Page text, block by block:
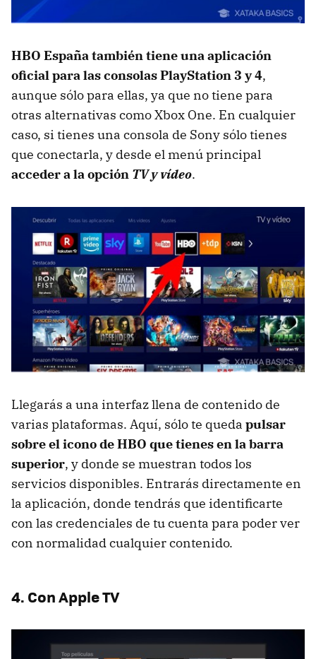
HBO España también tiene una aplicación
oficial para las consolas PlayStation 3 y 4,
aunque sólo para ellas, ya que no tiene para
otras alternativas como Xbox One. En cualquier
caso, si tienes una consola de Sony sólo tienes
que conectarla, y desde el menú principal
acceder a la opción TV y vídeo.
Llegarás a una interfaz llena de contenido de
varias plataformas. Aquí, sólo te queda pulsar
sobre el icono de HBO que tienes en la barra
superior, y donde se muestran todos los
servicios disponibles. Entrarás directamente en
la aplicación, donde tendrás que identificarte
con las credenciales de tu cuenta para poder ver
con normalidad cualquier contenido.
4. Con Apple TV